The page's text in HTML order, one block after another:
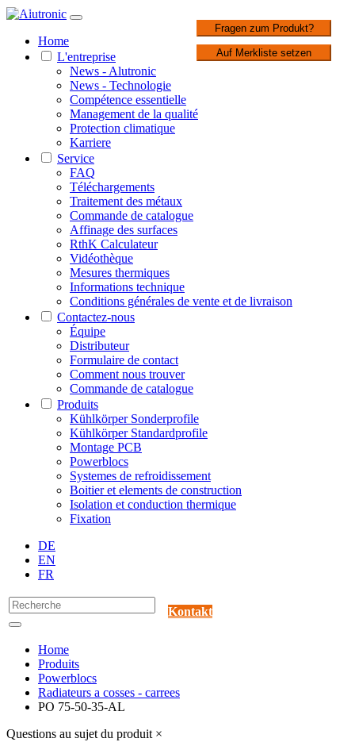
Home
L'entreprise
News - Alutronic
News - Technologie
Compétence essentielle
Management de la qualité
Protection climatique
Karriere
Service
FAQ
Téléchargements
Traitement des métaux
Commande de catalogue
Affinage des surfaces
RthK Calculateur
Vidéothèque
Mesures thermiques
Informations technique
Conditions générales de vente et de livraison
Contactez-nous
Équipe
Distributeur
Formulaire de contact
Comment nous trouver
Commande de catalogue
Produits
Kühlkörper Sonderprofile
Kühlkörper Standardprofile
Montage PCB
Powerblocs
Systemes de refroidissement
Boitier et elements de construction
Isolation et conduction thermique
Fixation
DE
EN
FR
Kontakt
Home
Produits
Powerblocs
Radiateurs a cosses - carrees
PO 75-50-35-AL
Questions au sujet du produit ×
Fragen zum Produkt?
Auf Merkliste setzen
1 / 3